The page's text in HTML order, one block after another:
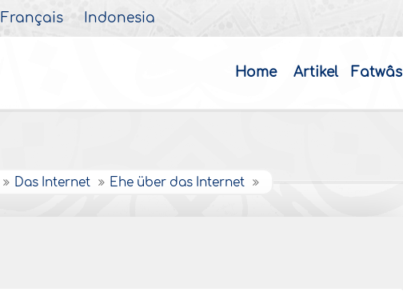
Français Indonesia
Home Artikel Fatwâs
Das Internet Ehe über das Internet